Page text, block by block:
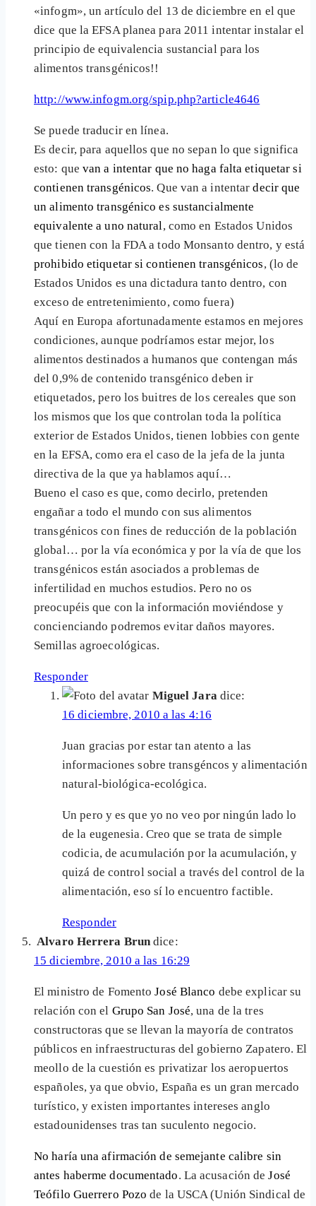
«infogm», un artículo del 13 de diciembre en el que
dice que la EFSA planea para 2011 intentar instalar el
principio de equivalencia sustancial para los
alimentos transgénicos!!
http://www.infogm.org/spip.php?article4646
Se puede traducir en línea.
Es decir, para aquellos que no sepan lo que significa
esto: quevan a intentar que no haga falta etiquetar si
contienen transgénicos. Que van a intentardecir que
un alimento transgénico es sustancialmente
equivalente a uno natural, como en Estados Unidos
que tienen con la FDA a todo Monsanto dentro, y está
prohibido etiquetar si contienen transgénicos, (lo de
Estados Unidos es una dictadura tanto dentro, con
exceso de entretenimiento, como fuera)
Aquí en Europa afortunadamente estamos en mejores
condiciones, aunque podríamos estar mejor, los
alimentos destinados a humanos que contengan más
del 0,9% de contenido transgénico deben ir
etiquetados, pero los buitres de los cereales que son
los mismos que los que controlan toda la política
exterior de Estados Unidos, tienen lobbies con gente
en la EFSA, como era el caso de la jefa de la junta
directiva de la que ya hablamos aquí…
Bueno el caso es que, como decirlo, pretenden
engañar a todo el mundo con sus alimentos
transgénicos con fines de reducción de la población
global… por la vía económica y por la vía de que los
transgénicos están asociados a problemas de
infertilidad en muchos estudios. Pero no os
preocupéis que con la información moviéndose y
concienciando podremos evitar daños mayores.
Semillas agroecológicas.
Responder
Miguel Jara dice:
16 diciembre, 2010 a las 4:16
Juan gracias por estar tan atento a las
informaciones sobre transgéncos y alimentación
natural-biológica-ecológica.
Un pero y es que yo no veo por ningún lado lo
de la eugenesia. Creo que se trata de simple
codicia, de acumulación por la acumulación, y
quizá de control social a través del control de la
alimentación, eso sí lo encuentro factible.
Responder
Alvaro Herrera Brun dice:
15 diciembre, 2010 a las 16:29
El ministro de FomentoJosé Blanco debe explicar su
relación con el Grupo San José, una de la tres
constructoras que se llevan la mayoría de contratos
públicos en infraestructuras del gobierno Zapatero. El
meollo de la cuestión es privatizar los aeropuertos
españoles, ya que obvio, España es un gran mercado
turístico, y existen importantes intereses anglo
estadounidenses tras tan suculento negocio.
No haría una afirmación de semejante calibre sin
antes haberme documentado. La acusación deJosé
Teófilo Guerrero Pozode la USCA (Unión Sindical de